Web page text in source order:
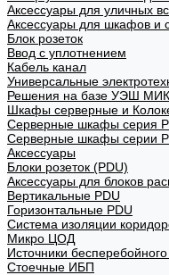
Аксессуары для уличных
Аксессуары для шкафов и
Блок розеток
Ввод с уплотнением
Кабель канал
Универсальные
Решения на базе УЭШ
Шкафы серверные и
Серверные шкафы серия
Серверные шкафы серии
Аксессуары
Блоки розеток (PDU)
Аксессуары для блоков
Вертикальные PDU
Горизонтальные PDU
Система изоляции
Микро ЦОД
Источники
Стоечные ИБП